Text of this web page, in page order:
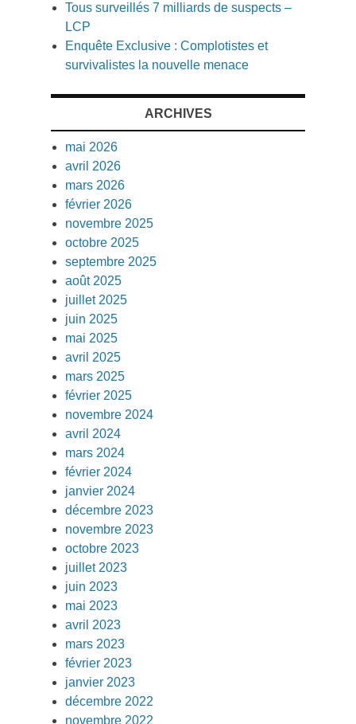
Tous surveillés 7 milliards de suspects –
LCP
Enquête Exclusive : Complotistes et
survivalistes la nouvelle menace
ARCHIVES
mai 2026
avril 2026
mars 2026
février 2026
novembre 2025
octobre 2025
septembre 2025
août 2025
juillet 2025
juin 2025
mai 2025
avril 2025
mars 2025
février 2025
novembre 2024
avril 2024
mars 2024
février 2024
janvier 2024
décembre 2023
novembre 2023
octobre 2023
juillet 2023
juin 2023
mai 2023
avril 2023
mars 2023
février 2023
janvier 2023
décembre 2022
novembre 2022